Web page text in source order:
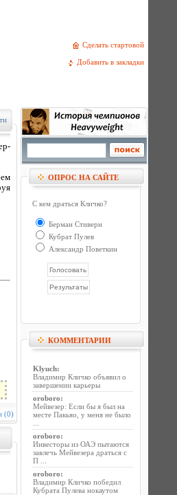
Сделать стартовой
Добавить в закладки
(0)
ОПРОС НА САЙТЕ
С кем драться Кличко?
Берман Стиверн
Кубрат Пулев
Александр Поветкин
КОММЕНТАРИИ
Klyuch:
Владимир Кличко объявил о
завершении карьеры
oroboro:
Мейвезер: Если бы я был на
месте Пакьяо, у меня не было
oroboro:
Инвесторы из ОАЭ пытаются
завлечь Мейвезера драться с
П ...
oroboro:
Владимир Кличко победил
Кубрата Пулева нокаутом